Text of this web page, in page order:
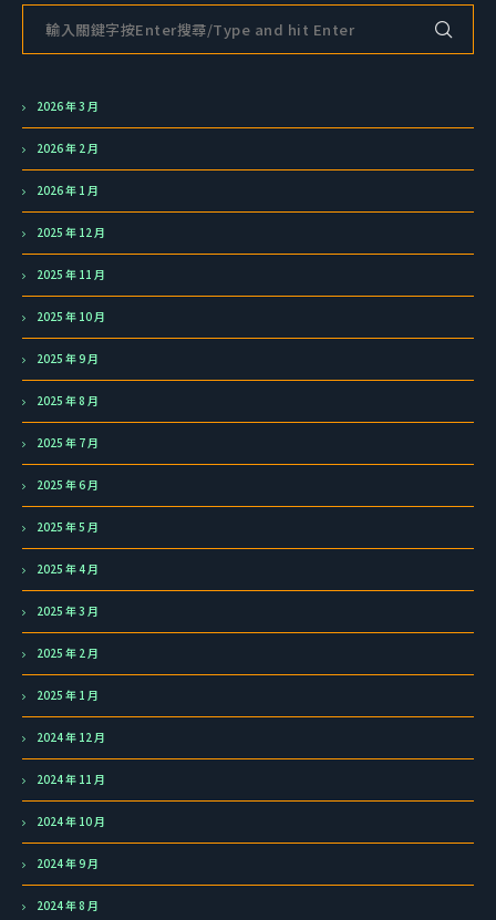
2026 年 3 月
2026 年 2 月
2026 年 1 月
2025 年 12 月
2025 年 11 月
2025 年 10 月
2025 年 9 月
2025 年 8 月
2025 年 7 月
2025 年 6 月
2025 年 5 月
2025 年 4 月
2025 年 3 月
2025 年 2 月
2025 年 1 月
2024 年 12 月
2024 年 11 月
2024 年 10 月
2024 年 9 月
2024 年 8 月